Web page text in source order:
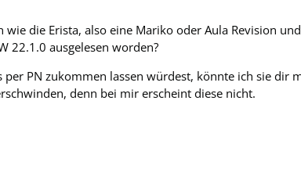
wie die Erista, also eine Mariko oder Aula Revision
22.1.0 ausgelesen worden?
PN zukommen lassen würdest, könnte ich sie dir
denn bei mir erscheint diese nicht.